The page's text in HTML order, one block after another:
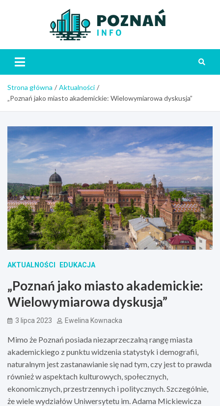
Strona główna
Aktualności
„Poznań jako miasto akademickie: Wielowymiarowa dyskusja”
AKTUALNOŚCI EDUKACJA
„Poznań jako miasto akademickie:
Wielowymiarowa dyskusja”
3 lipca 2023 Ewelina Kownacka
Mimo że Poznań posiada niezaprzeczalną rangę miasta
akademickiego z punktu widzenia statystyk i demografii,
naturalnym jest zastanawianie się nad tym, czy jest to prawda
również w aspektach kulturowych, społecznych,
ekonomicznych, przestrzennych i politycznych. Szczególnie,
że wiele wydziałów Uniwersytetu im. Adama Mickiewicza